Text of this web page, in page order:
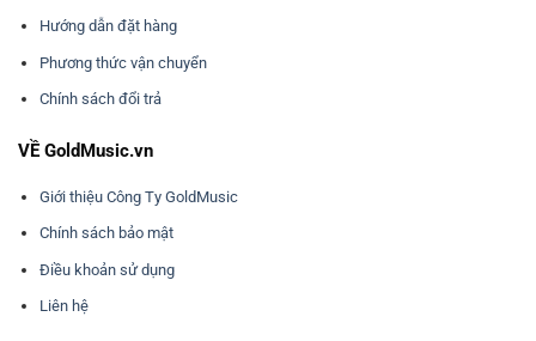
Hướng dẫn đặt hàng
Phương thức vận chuyển
Chính sách đổi trả
VỀ GoldMusic.vn
Giới thiệu Công Ty GoldMusic
Chính sách bảo mật
Điều khoản sử dụng
Liên hệ